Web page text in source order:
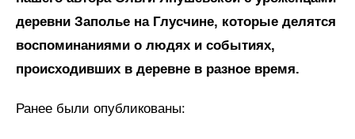
деревни Заполье на Глусчине, которые делятся
воспоминаниями о людях и событиях,
происходивших в деревне в разное время.
Ранее были опубликованы: